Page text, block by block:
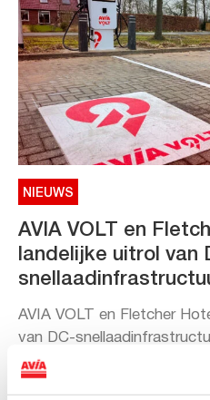
NIEUWS
AVIA VOLT en
landelijke uitrol van
AVIA VOLT en Fletcher
van DC-
Lees verder